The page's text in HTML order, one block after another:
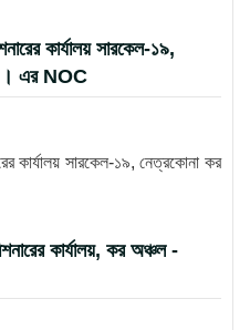
কার্যালয় সারকেল-১৯,
। এর NOC
কার্যালয় সারকেল-১৯, নেত্রকোনা কর
কার্যালয়, কর অঞ্চল -